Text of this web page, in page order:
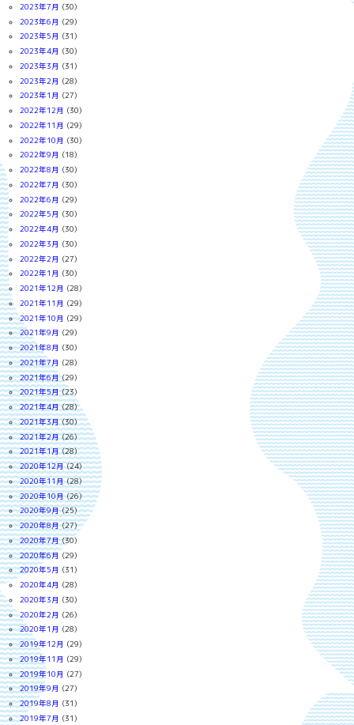
2023年7月 (30)
2023年6月 (29)
2023年5月 (31)
2023年4月 (30)
2023年3月 (31)
2023年2月 (28)
2023年1月 (27)
2022年12月 (30)
2022年11月 (29)
2022年10月 (30)
2022年9月 (18)
2022年8月 (30)
2022年7月 (30)
2022年6月 (29)
2022年5月 (30)
2022年4月 (30)
2022年3月 (30)
2022年2月 (27)
2022年1月 (30)
2021年12月 (28)
2021年11月 (29)
2021年10月 (29)
2021年9月 (29)
2021年8月 (30)
2021年7月 (28)
2021年6月(29)
2021年5月(23)
2021年4月(28)
2021年3月(30)
2021年2月(26)
2021年1月(28)
2020年12月(24)
2020年11月(28)
2020年10月(26)
2020年9月(25)
2020年8月(27)
2020年7月(30)
2020年6月 (29)
2020年5月 (31)
2020年4月 (28)
2020年3月 (30)
2020年2月 (26)
2020年1月 (28)
2019年12月 (29)
2019年11月 (29)
2019年10月 (27)
2019年9月 (27)
2019年8月 (31)
2019年7月 (31)